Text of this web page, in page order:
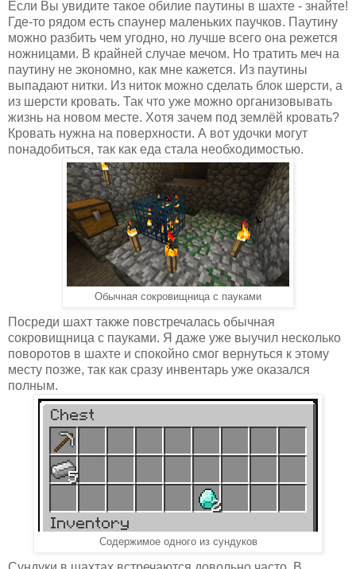
Если Вы увидите такое обилие паутины в шахте - знайте!
Где-то рядом есть спаунер маленьких паучков. Паутину
можно разбить чем угодно, но лучше всего она режется
ножницами. В крайней случае мечом. Но тратить меч на
паутину не экономно, как мне кажется. Из паутины
выпадают нитки. Из ниток можно сделать блок шерсти, а
из шерсти кровать. Так что уже можно организовывать
жизнь на новом месте. Хотя зачем под землёй кровать?
Кровать нужна на поверхности. А вот удочки могут
понадобиться, так как еда стала необходимостью.
Обычная сокровищница с пауками
Посреди шахт также повстречалась обычная
сокровищница с пауками. Я даже уже выучил несколько
поворотов в шахте и спокойно смог вернуться к этому
месту позже, так как сразу инвентарь уже оказался
полным.
Содержимое одного из сундуков